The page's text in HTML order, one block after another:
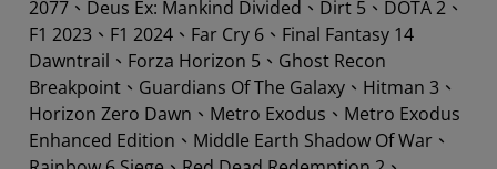
2077、Deus Ex: Mankind Divided、Dirt 5、DOTA 2、
F1 2023、F1 2024、Far Cry 6、Final Fantasy 14
Dawntrail、Forza Horizon 5、Ghost Recon
Breakpoint、Guardians Of The Galaxy、Hitman 3、
Horizon Zero Dawn、Metro Exodus、Metro Exodus
Enhanced Edition、Middle Earth Shadow Of War、